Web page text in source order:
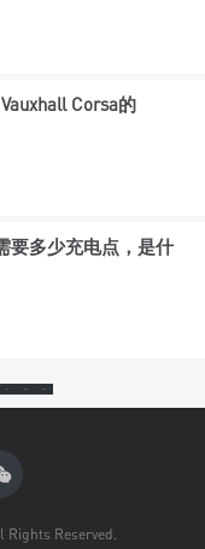
Corsa的
要多少充电点，是什
Rights Reserved.